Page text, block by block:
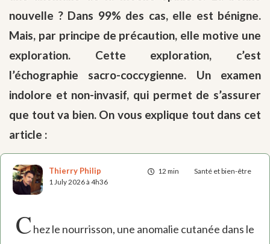
nouvelle ? Dans 99% des cas, elle est bénigne.
Mais, par principe de précaution, elle motive une
exploration. Cette exploration, c’est
l’échographie sacro-coccygienne. Un examen
indolore et non-invasif, qui permet de s’assurer
que tout va bien. On vous explique tout dans cet
article :
12 min Santé et bien-être
Thierry Philip
1 July 2026 à 4h36
C hez le nourrisson, une anomalie cutanée dans le